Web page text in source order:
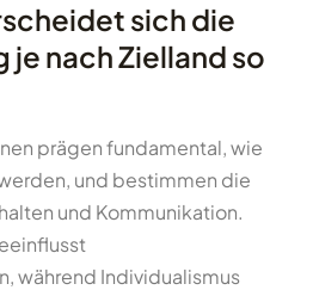
sich die
nach Zielland so
prägen fundamental, wie
und bestimmen die
und Kommunikation.
während Individualismus